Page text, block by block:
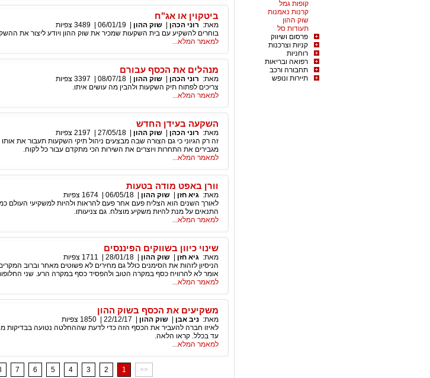
קופות גמל
קרנות נאמנות
שוק ההון
תעודות סל
פרסום ושיווק
קניות וצרכנות
רוחניות
רפואה ובריאות
תחבורה ורכב
תיירות ונופש
ביטקוין או אג"ח
מאת: רוני הכהן שוק ההון 06/01/19
3489 צפיות
בוחרים להשקיע עם בית השקעות שמכיר את שוק ההון ויודע ליצור את
למאמר המלא...
מנהלים את הכסף עבורם
מאת: רוני הכהן שוק ההון 08/07/18
3397 צפיות
צריכים לפתוח תיק השקעות ולהבין מה עושים איתו.
למאמר המלא...
השקעה בעידן החדש
מאת: רוני הכהן שוק ההון 27/05/18
2197 צפיות
זה רק הגיוני כי גם הצורה שבה מבצעים ניהול תיקי השקעות תעבור את
מגבירים את התחרות ויוצרים את השירות הכי מתקדם עבור כל לקוח.
למאמר המלא...
וורן באפט מודה בטעות
מאת: גיא חזן שוק ההון 06/05/18
1674 צפיות
לאורך השנים הוא הצליח פעם אחר פעם להראות ולהיות למשקיעי העולם
התנאים על מנת להיות משקיע מוצלח. גם צניעותו.
למאמר המלא...
שינוי כיוון בשווקים הפיננסים
מאת: גיא חזן שוק ההון 28/01/18
1711 צפיות
הניסיון לזהות את הסימנים כולל גם מחירים לא פשוטים מאחר וברוב
אומר לא להרוויח כסף במקרה הטוב ולהפסיד כסף במקרה הרע. שני
למאמר המלא...
משקיעים את הכסף בשוק ההון
מאת: ניב אבן שוק ההון 22/12/17
1850 צפיות
לאיזו חברה להעביר את הכסף הזה כדי לדעת שההחלטה נטועה בבדיקות
עד בכלל. קראו הלאה.
למאמר המלא...
7 6 5 4 3 2 1 >>